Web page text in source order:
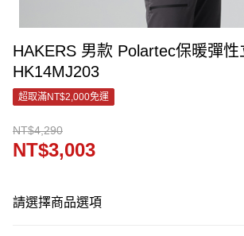
HAKERS 男款 Polartec保暖彈性
HK14MJ203
超取滿NT$2,000免運
NT$4,290
NT$3,003
請選擇商品選項